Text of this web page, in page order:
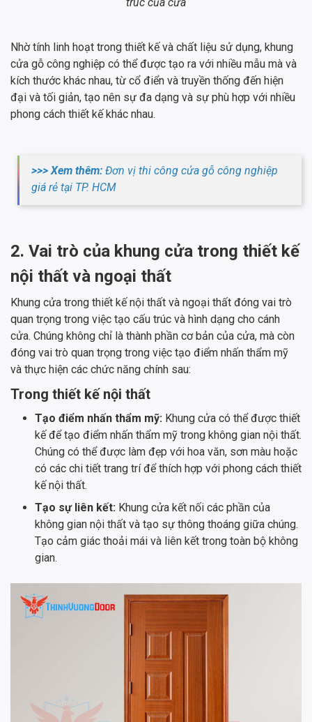
Nhờ tính linh hoạt trong thiết kế và chất liệu sử dụng, khung
cửa gỗ công nghiệp có thể được tạo ra với nhiều mẫu mà và
kích thước khác nhau, từ cổ điển và truyền thống đến hiện
đại và tối giản, tạo nên sự đa dạng và sự phù hợp với nhiều
phong cách thiết kế khác nhau.
>>> Xem thêm: Đơn vị thi công cửa gỗ công nghiệp
giá rẻ tại TP. HCM
2. Vai trò của khung cửa trong thiết kế
nội thất và ngoại thất
Khung cửa trong thiết kế nội thất và ngoại thất đóng vai trò
quan trọng trong việc tạo cấu trúc và hình dạng cho cánh
cửa. Chúng không chỉ là thành phần cơ bản của cửa, mà còn
đóng vai trò quan trọng trong việc tạo điểm nhấn thẩm mỹ
và thực hiện các chức năng chính sau:
Trong thiết kế nội thất
Tạo điểm nhấn thẩm mỹ: Khung cửa có thể được thiết
kế để tạo điểm nhấn thẩm mỹ trong không gian nội thất.
Chúng có thể được làm đẹp với hoa văn, sơn màu hoặc
có các chi tiết trang trí để thích hợp với phong cách thiết
kế nội thất.
Tạo sự liên kết: Khung cửa kết nối các phần của
không gian nội thất và tạo sự thông thoáng giữa chúng.
Tạo cảm giác thoải mái và liên kết trong toàn bộ không
gian.